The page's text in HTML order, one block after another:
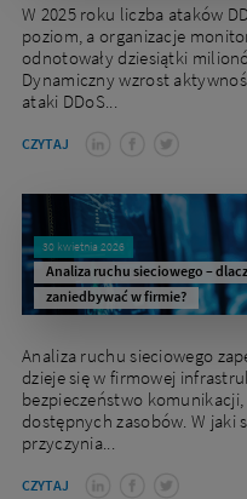
W 2025 roku liczba ataków
poziom, a organizacje
odnotowały dziesiątki
Dynamiczny wzrost
ataki DDoS...
CZYTAJ
30 kwietnia 2026
Analiza ruchu sieciowego –
zaniedbywać w firmie?
Analiza ruchu sieciowego
dzieje się w firmowej
bezpieczeństwo
dostępnych zasobów. W jaki
przyczynia...
CZYTAJ